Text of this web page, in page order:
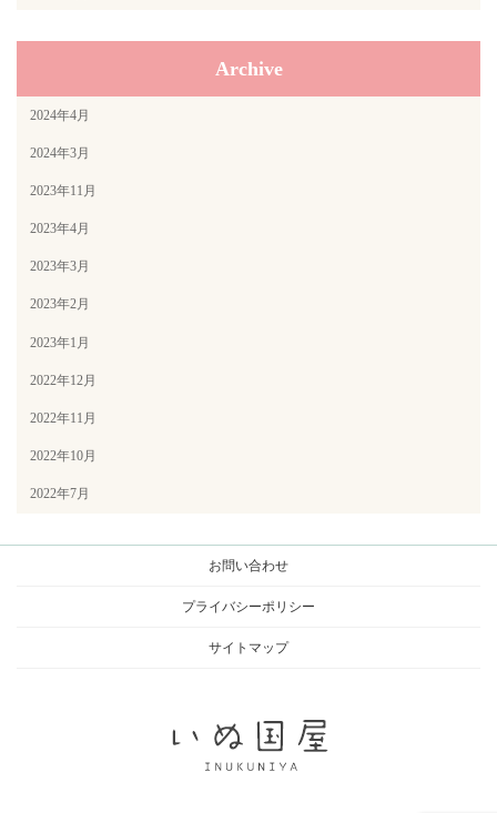
Archive
2024年4月
2024年3月
2023年11月
2023年4月
2023年3月
2023年2月
2023年1月
2022年12月
2022年11月
2022年10月
2022年7月
お問い合わせ
プライバシーポリシー
サイトマップ